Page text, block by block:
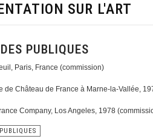
SUR L'ART
PUBLIQUES
Paris, France (commission)
de Château de France à Marne-la-Vallée,
Company, Los Angeles, 1978